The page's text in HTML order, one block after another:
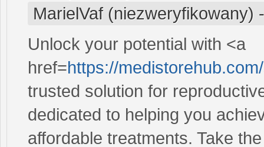
MarielVaf (niezweryfikowany)
Unlock your potential with <a
href=https://
trusted solution for
dedicated to helping you
affordable treatments. Take